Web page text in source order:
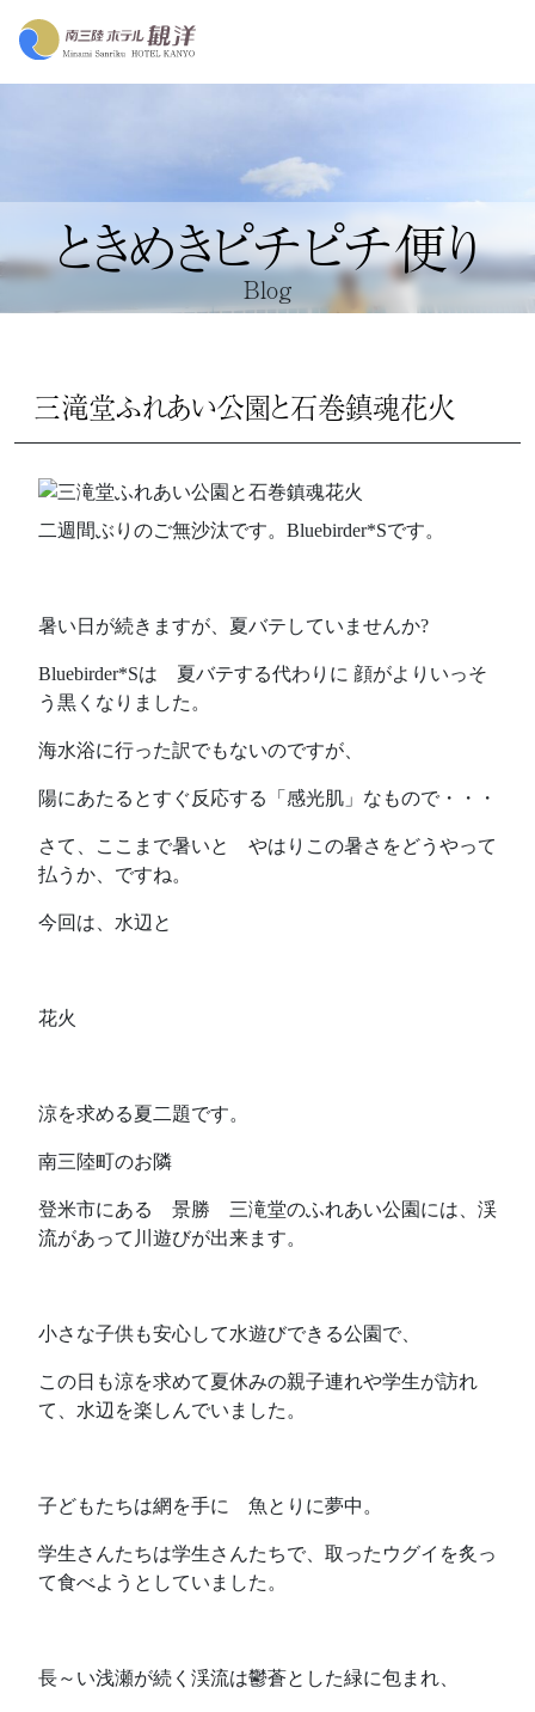
ときめきピチピチ便り
Blog
三滝堂ふれあい公園と石巻鎮魂花火
二週間ぶりのご無沙汰です。Bluebirder*Sです。
暑い日が続きますが、夏バテしていませんか?
Bluebirder*Sは 夏バテする代わりに 顔がよりいっそ
う黒くなりました。
海水浴に行った訳でもないのですが、
陽にあたるとすぐ反応する「感光肌」なもので・・・
さて、ここまで暑いと やはりこの暑さをどうやって
払うか、ですね。
今回は、水辺と
花火
涼を求める夏二題です。
南三陸町のお隣
登米市にある 景勝 三滝堂のふれあい公園には、渓
流があって川遊びが出来ます。
小さな子供も安心して水遊びできる公園で、
この日も涼を求めて夏休みの親子連れや学生が訪れ
て、水辺を楽しんでいました。
子どもたちは網を手に 魚とりに夢中。
学生さんたちは学生さんたちで、取ったウグイを炙っ
て食べようとしていました。
長～い浅瀬が続く渓流は鬱蒼とした緑に包まれ、